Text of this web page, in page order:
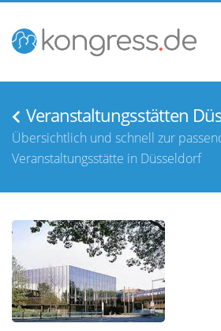
Veranstaltungsstätten
Übersichtlich und schnell zur
Veranstaltungsstätte in Düsseldorf